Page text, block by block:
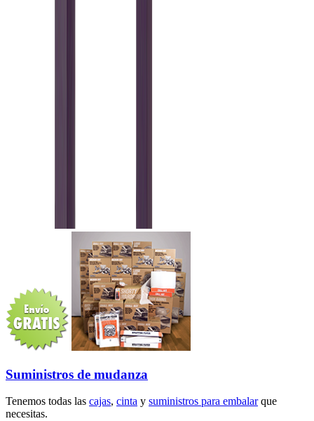
Suministros de mudanza
Tenemos todas las cajas, cinta y suministros para embalarque
necesitas.